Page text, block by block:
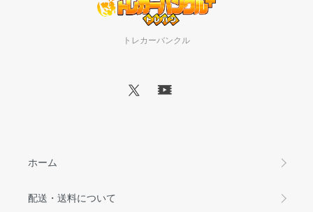
トレカーバンクル
ホーム
配送・送料について